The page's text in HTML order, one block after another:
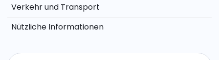
Verkehr und Transport
Nützliche Informationen